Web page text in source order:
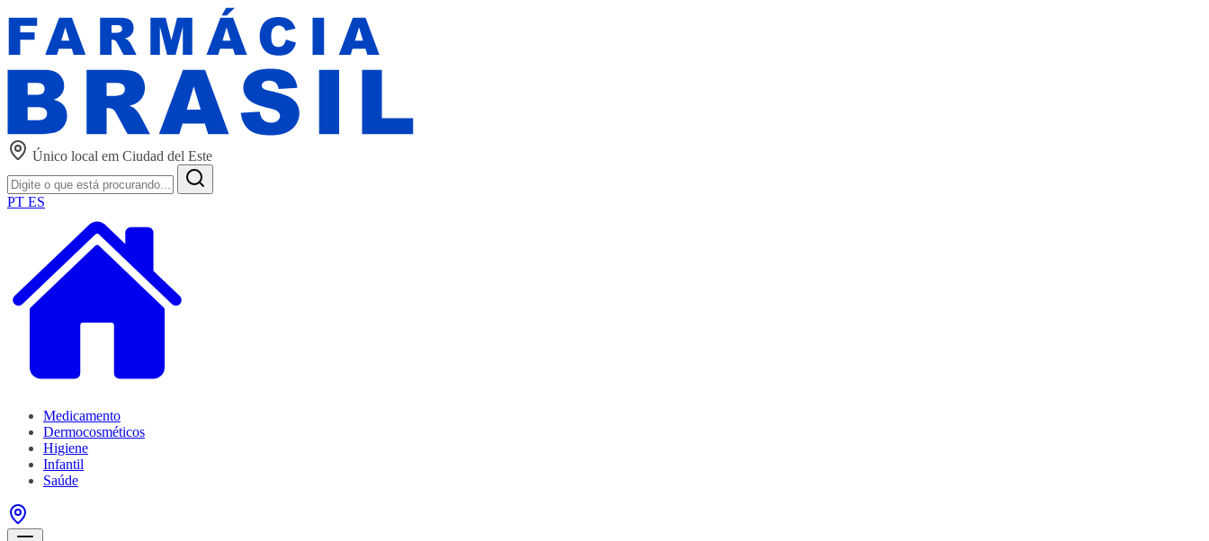
Único local em Ciudad del Este
PT ES
Medicamento
Dermocosméticos
Higiene
Infantil
Saúde